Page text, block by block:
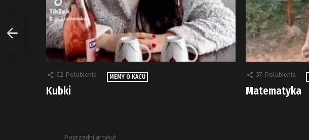
62 Polubienia MEMY O KACU
Kubki
37 Polubienia
Matematyka
Poprzedni artykuł